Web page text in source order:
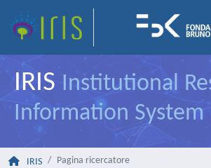
IRIS Institutional
Information System
IRIS Pagina ricercatore